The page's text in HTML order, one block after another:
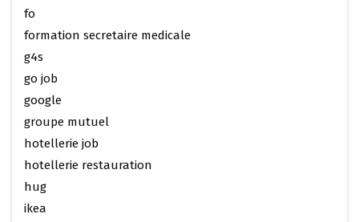
fo
formation secretaire medicale
g4s
go job
google
groupe mutuel
hotellerie job
hotellerie restauration
hug
ikea